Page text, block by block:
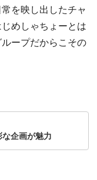
を映し出したチャ
めしゃちょーとは
ープだからこその
企画が魅力